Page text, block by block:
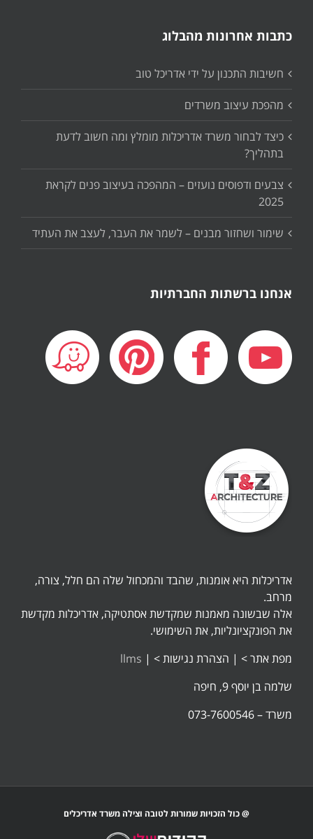
כתבות אחרונות מהבלוג
חשיבות התכנון על ידי אדריכל טוב
מהפכת עיצוב משרדים
כיצד לבחור משרד אדריכלות מומלץ ומה חשוב לדעת
בתהליך?
צבעים ודפוסים נועזים – המהפכה בעיצוב פנים לקראת
2025
שימור ושחזור מבנים – לשמר את העבר, לעצב את העתיד
אנחנו ברשתות החברתיות
אדריכלות היא אומנות, שהבד והמכחול שלה הם חלל, צורה,
מרחב.
אלה שבשונה מאמנות שמקדשת אסתטיקה, אדריכלות מקדשת
את הפונקציונליות, את השימושי.
מפת אתר > | הצהרת נגישות > |
llms
שלמה בן יוסף 9, חיפה
משרד – 073-7600546
@ כול הזכויות שמורות לטובה וצילה משרד אדריכלים